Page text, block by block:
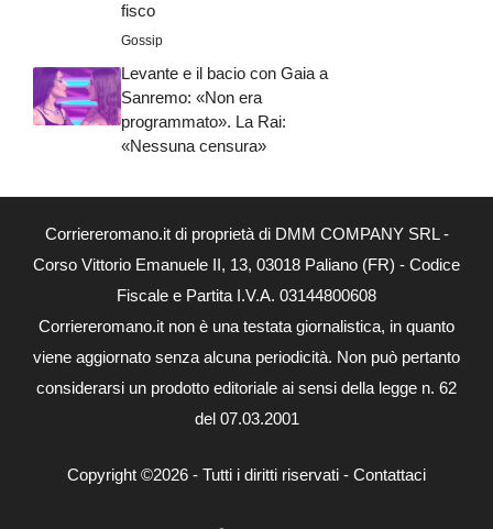
fisco
Gossip
Levante e il bacio con Gaia a
Sanremo: «Non era
programmato». La Rai:
«Nessuna censura»
Corriereromano.it di proprietà di DMM COMPANY SRL -
Corso Vittorio Emanuele II, 13, 03018 Paliano (FR) - Codice
Fiscale e Partita I.V.A. 03144800608
Corriereromano.it non è una testata giornalistica, in quanto
viene aggiornato senza alcuna periodicità. Non può pertanto
considerarsi un prodotto editoriale ai sensi della legge n. 62
del 07.03.2001
Copyright ©2026 - Tutti i diritti riservati - Contattaci